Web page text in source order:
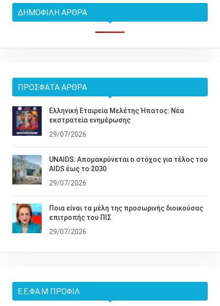
ΔΗΜΟΦΙΛΉ ΆΡΘΡΑ
ΠΡΌΣΦΑΤΑ ΆΡΘΡΑ
Ελληνική Εταιρεία Μελέτης Ήπατος: Νέα
εκστρατεία ενημέρωσης
29/07/2026
UNAIDS: Απομακρύνεται ο στόχος για τέλος του
AIDS έως το 2030
29/07/2026
Ποια είναι τα μέλη της προσωρινής διοικούσας
επιτροπής του ΠΙΣ
29/07/2026
Ε.Ε.ΦΑ.Μ ΠΡΟΦΊΛ